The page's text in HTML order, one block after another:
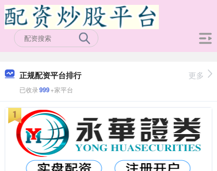
正规配资平台排行
已收录999+家平台
更多